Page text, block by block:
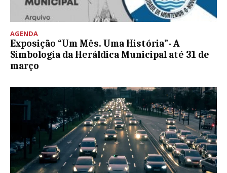
AGENDA
Exposição “Um Mês. Uma História”- A
Simbologia da Heráldica Municipal até 31 de
março